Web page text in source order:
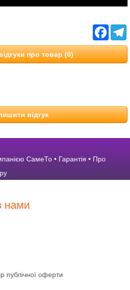
про товар (0)
відгук
СамеТо • Гарантія • Про
нами
публічної оферти